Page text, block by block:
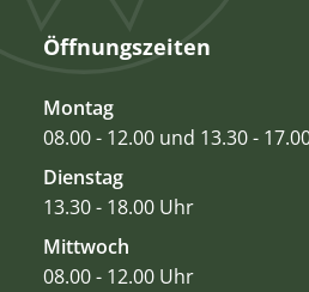
Öffnungszeiten
Montag
08.00 - 12.00 und 13.30 -
Dienstag
13.30 - 18.00 Uhr
Mittwoch
08.00 - 12.00 Uhr